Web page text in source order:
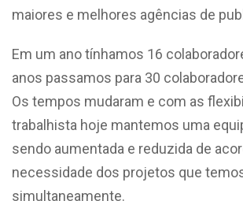
maiores e melhores agências de
Em um ano tínhamos 16
anos passamos para 30
Os tempos mudaram e com as
trabalhista hoje mantemos uma
sendo aumentada e reduzida de
necessidade dos projetos que
simultaneamente.